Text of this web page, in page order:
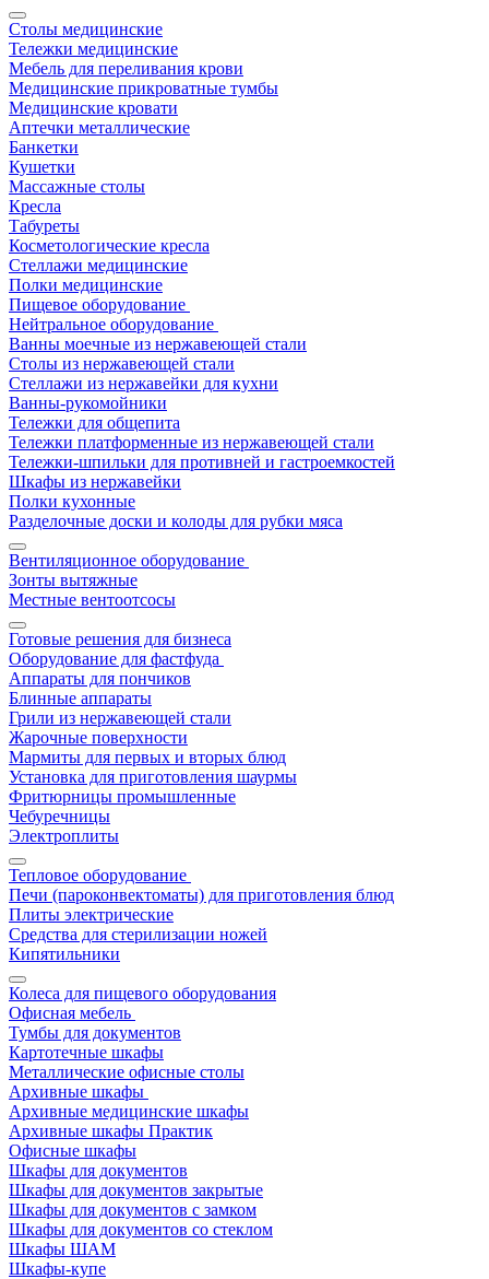
Столы медицинские
Тележки медицинские
Мебель для переливания крови
Медицинские прикроватные тумбы
Медицинские кровати
Аптечки металлические
Банкетки
Кушетки
Массажные столы
Кресла
Табуреты
Косметологические кресла
Стеллажи медицинские
Полки медицинские
Пищевое оборудование
Нейтральное оборудование
Ванны моечные из нержавеющей стали
Столы из нержавеющей стали
Стеллажи из нержавейки для кухни
Ванны-рукомойники
Тележки для общепита
Тележки платформенные из нержавеющей стали
Тележки-шпильки для противней и гастроемкостей
Шкафы из нержавейки
Полки кухонные
Разделочные доски и колоды для рубки мяса
Вентиляционное оборудование
Зонты вытяжные
Местные вентоотсосы
Готовые решения для бизнеса
Оборудование для фастфуда
Аппараты для пончиков
Блинные аппараты
Грили из нержавеющей стали
Жарочные поверхности
Мармиты для первых и вторых блюд
Установка для приготовления шаурмы
Фритюрницы промышленные
Чебуречницы
Электроплиты
Тепловое оборудование
Печи (пароконвектоматы) для приготовления блюд
Плиты электрические
Средства для стерилизации ножей
Кипятильники
Колеса для пищевого оборудования
Офисная мебель
Тумбы для документов
Картотечные шкафы
Металлические офисные столы
Архивные шкафы
Архивные медицинские шкафы
Архивные шкафы Практик
Офисные шкафы
Шкафы для документов
Шкафы для документов закрытые
Шкафы для документов с замком
Шкафы для документов со стеклом
Шкафы ШАМ
Шкафы-купе